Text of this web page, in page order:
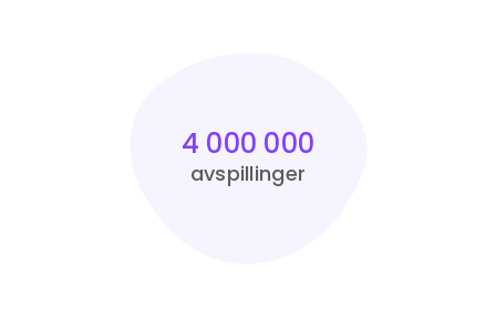
4 000 000
avspillinger